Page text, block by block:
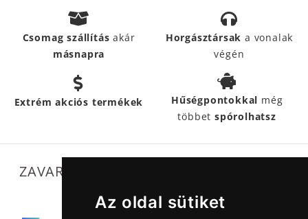
Az oldal sütiket
Csomag szállításakár
másnapra
Horgásztársak a vonalak
végén
Extrém akciós termékek Hűségpontokkal még
többetspórolhatsz
ZAVARTALAN MŰKÖDÉSÜNKET SEGÍTIK